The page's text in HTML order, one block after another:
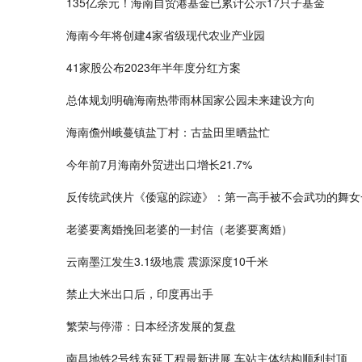
海南今年将创建4家省级现代农业产业园
41家股公布2023年半年度分红方案
总体规划明确海南热带雨林国家公园未来建设方向
海南儋州峨蔓镇盐丁村：古盐田里晒盐忙
今年前7月海南外贸进出口增长21.7%
反传统武侠片《倭寇的踪迹》：第一高手被不会武功的舞
老婆要离婚挽回老婆的一封信（老婆要离婚）
云南墨江发生3.1级地震 震源深度10千米
禁止大米出口后，印度再出手
繁荣与停滞：日本经济发展的复盘
南昌地铁2号线东延工程最新进展 车站主体结构顺利封顶